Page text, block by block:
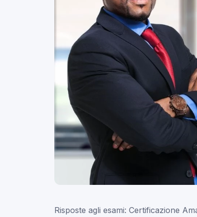
Risposte agli esami: Certificazione